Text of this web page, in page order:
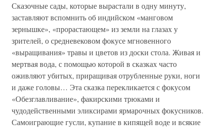
Сказочные сады, которые вырастали в одну минуту,
заставляют вспомнить об индийском «манговом
зернышке», «прорастающем» из земли на глазах у
зрителей, о средневековом фокусе мгновенного
«выращивания» травы и цветов из доски стола. Живая и
мертвая вода, с помощью которой в сказках часто
оживляют убитых, приращивая отрубленные руки, ноги
и даже головы… Эта сказка перекликается с фокусом
«Обезглавливание», факирскими трюками и
чудодейственными эликсирами ярмарочных фокусников.
Самоиграющие гусли, купание в кипящей воде и всякие